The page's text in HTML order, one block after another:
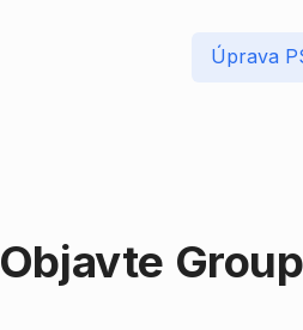
Úprava
Objavte